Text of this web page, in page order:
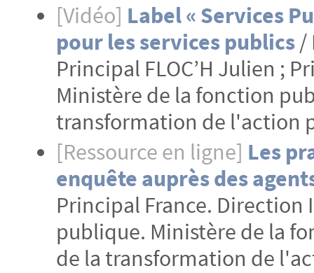
[Vidéo] Label « Services
pour les services publics/
Principal FLOC’H Julien ;
Ministère de la fonction
transformation de l'action
[Ressource en ligne] Les
enquête auprès des
Principal France.
publique. Ministère de la
de la transformation de